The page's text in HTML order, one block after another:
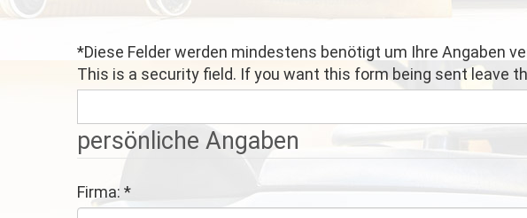
*Diese Felder werden mindestens benötigt um Ihre Angaben
This is a security field. If you want this form being sent leave
persönliche Angaben
Firma: *